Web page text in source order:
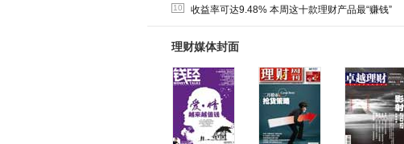
10 收益率可达9.48% 本周这十款理财产品最“赚钱”
理财媒体封面